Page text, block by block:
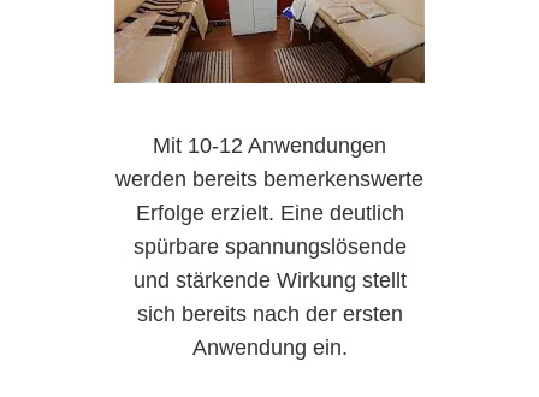
Mit 10-12 Anwendungen
werden bereits bemerkenswerte
Erfolge erzielt. Eine deutlich
spürbare spannungslösende
und stärkende Wirkung stellt
sich bereits nach der ersten
Anwendung ein.